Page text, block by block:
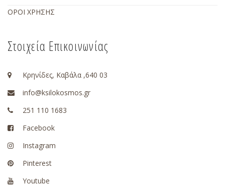
ΟΡΟΙ ΧΡΗΣΗΣ
Στοιχεία Επικοινωνίας
Κρηνίδες, Καβάλα ,640 03
info@ksilokosmos.gr
251 110 1683
Facebook
Instagram
Pinterest
Youtube